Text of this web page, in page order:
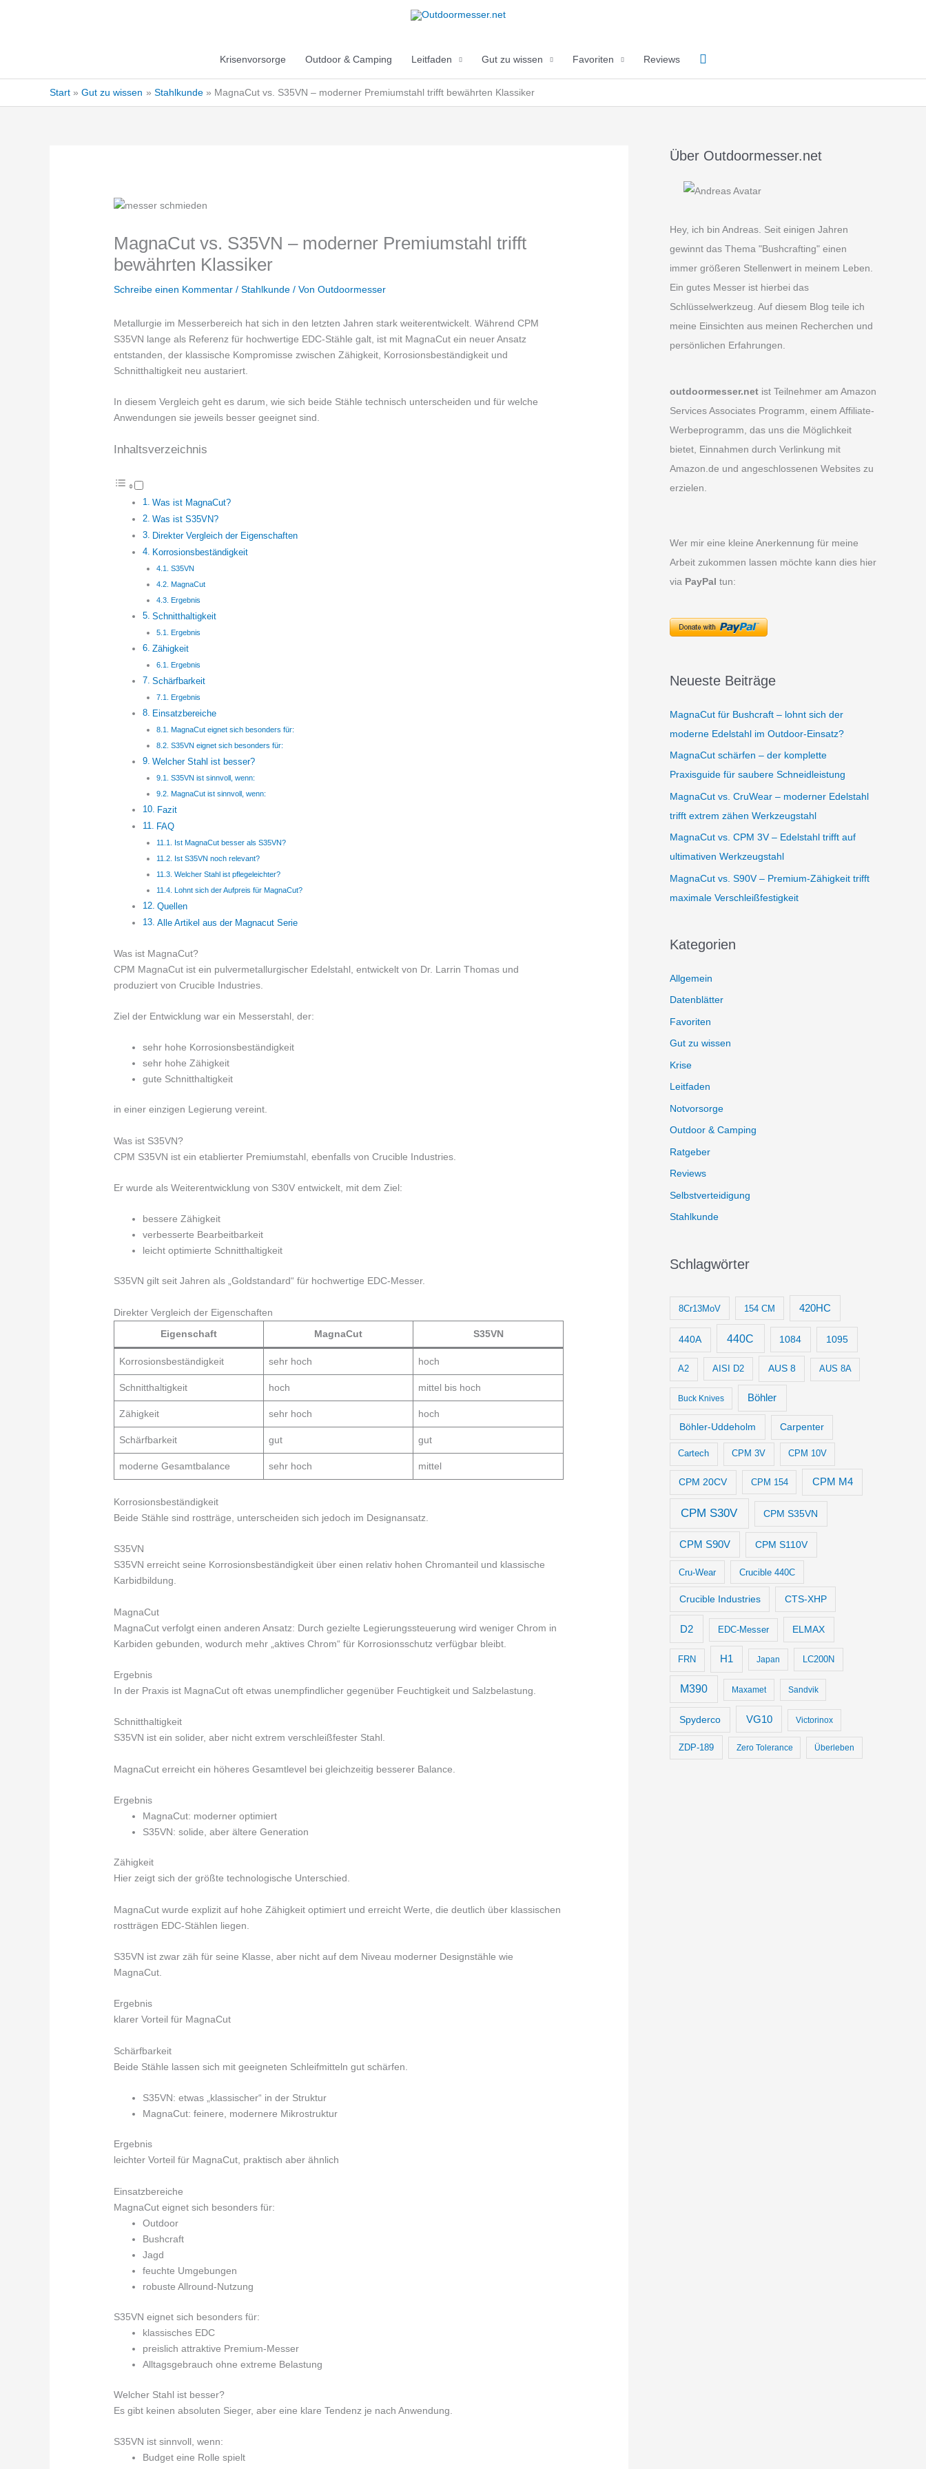
Krisenvorsorge Outdoor & Camping Leitfaden Gut zu wissen Favoriten Reviews Suchen
Start Gut zu wissen Stahlkunde MagnaCut vs. S35VN – moderner Premiumstahl trifft bewährten Klassiker
MagnaCut vs. S35VN – moderner Premiumstahl trifft
bewährten Klassiker
Schreibe einen Kommentar /Stahlkunde / VonOutdoormesser
Metallurgie im Messerbereich hat sich in den letzten Jahren stark weiterentwickelt. Während CPM
S35VN lange als Referenz für hochwertige EDC-Stähle galt, ist mit MagnaCut ein neuer Ansatz
entstanden, der klassische Kompromisse zwischen Zähigkeit, Korrosionsbeständigkeit und
Schnitthaltigkeit neu austariert.
In diesem Vergleich geht es darum, wie sich beide Stähle technisch unterscheiden und für welche
Anwendungen sie jeweils besser geeignet sind.
Inhaltsverzeichnis
Was ist MagnaCut?
Was ist S35VN?
Direkter Vergleich der Eigenschaften
Korrosionsbeständigkeit
S35VN
MagnaCut
Ergebnis
Schnitthaltigkeit
Ergebnis
Zähigkeit
Ergebnis
Schärfbarkeit
Ergebnis
Einsatzbereiche
MagnaCut eignet sich besonders für:
S35VN eignet sich besonders für:
Welcher Stahl ist besser?
S35VN ist sinnvoll, wenn:
MagnaCut ist sinnvoll, wenn:
Fazit
FAQ
Ist MagnaCut besser als S35VN?
Ist S35VN noch relevant?
Welcher Stahl ist pflegeleichter?
Lohnt sich der Aufpreis für MagnaCut?
Quellen
Alle Artikel aus der Magnacut Serie
Was ist MagnaCut?
CPM MagnaCut ist ein pulvermetallurgischer Edelstahl, entwickelt von Dr. Larrin Thomas und
produziert von Crucible Industries.
Ziel der Entwicklung war ein Messerstahl, der:
sehr hohe Korrosionsbeständigkeit
sehr hohe Zähigkeit
gute Schnitthaltigkeit
in einer einzigen Legierung vereint.
Was ist S35VN?
CPM S35VN ist ein etablierter Premiumstahl, ebenfalls von Crucible Industries.
Er wurde als Weiterentwicklung von S30V entwickelt, mit dem Ziel:
bessere Zähigkeit
verbesserte Bearbeitbarkeit
leicht optimierte Schnitthaltigkeit
S35VN gilt seit Jahren als „Goldstandard“ für hochwertige EDC-Messer.
Direkter Vergleich der Eigenschaften
Eigenschaft
MagnaCut S35VN
Korrosionsbeständigkeit sehr hoch hoch
Schnitthaltigkeit hoch mittel bis hoch
Zähigkeit sehr hoch hoch
Schärfbarkeit gut gut
moderne Gesamtbalance sehr hoch mittel
Korrosionsbeständigkeit
Beide Stähle sind rostträge, unterscheiden sich jedoch im Designansatz.
S35VN
S35VN erreicht seine Korrosionsbeständigkeit über einen relativ hohen Chromanteil und klassische
Karbidbildung.
MagnaCut
MagnaCut verfolgt einen anderen Ansatz: Durch gezielte Legierungssteuerung wird weniger Chrom in
Karbiden gebunden, wodurch mehr „aktives Chrom“ für Korrosionsschutz verfügbar bleibt.
Ergebnis
In der Praxis ist MagnaCut oft etwas unempfindlicher gegenüber Feuchtigkeit und Salzbelastung.
Schnitthaltigkeit
S35VN ist ein solider, aber nicht extrem verschleißfester Stahl.
MagnaCut erreicht ein höheres Gesamtlevel bei gleichzeitig besserer Balance.
Ergebnis
MagnaCut: moderner optimiert
S35VN: solide, aber ältere Generation
Zähigkeit
Hier zeigt sich der größte technologische Unterschied.
MagnaCut wurde explizit auf hohe Zähigkeit optimiert und erreicht Werte, die deutlich über klassischen
rostträgen EDC-Stählen liegen.
S35VN ist zwar zäh für seine Klasse, aber nicht auf dem Niveau moderner Designstähle wie
MagnaCut.
Ergebnis
klarer Vorteil für MagnaCut
Schärfbarkeit
Beide Stähle lassen sich mit geeigneten Schleifmitteln gut schärfen.
S35VN: etwas „klassischer“ in der Struktur
MagnaCut: feinere, modernere Mikrostruktur
Ergebnis
leichter Vorteil für MagnaCut, praktisch aber ähnlich
Einsatzbereiche
MagnaCut eignet sich besonders für:
Outdoor
Bushcraft
Jagd
feuchte Umgebungen
robuste Allround-Nutzung
S35VN eignet sich besonders für:
klassisches EDC
preislich attraktive Premium-Messer
Alltagsgebrauch ohne extreme Belastung
Welcher Stahl ist besser?
Es gibt keinen absoluten Sieger, aber eine klare Tendenz je nach Anwendung.
S35VN ist sinnvoll, wenn:
Budget eine Rolle spielt
Über Outdoormesser.net
Hey, ich bin Andreas. Seit einigen Jahren
gewinnt das Thema "Bushcrafting" einen
immer größeren Stellenwert in meinem Leben.
Ein gutes Messer ist hierbei das
Schlüsselwerkzeug. Auf diesem Blog teile ich
meine Einsichten aus meinen Recherchen und
persönlichen Erfahrungen.
outdoormesser.net ist Teilnehmer am Amazon
Services Associates Programm, einem Affiliate-
Werbeprogramm, das uns die Möglichkeit
bietet, Einnahmen durch Verlinkung mit
Amazon.de und angeschlossenen Websites zu
erzielen.
Wer mir eine kleine Anerkennung für meine
Arbeit zukommen lassen möchte kann dies hier
via PayPal tun:
Neueste Beiträge
MagnaCut für Bushcraft – lohnt sich der
moderne Edelstahl im Outdoor-Einsatz?
MagnaCut schärfen – der komplette
Praxisguide für saubere Schneidleistung
MagnaCut vs. CruWear – moderner Edelstahl
trifft extrem zähen Werkzeugstahl
MagnaCut vs. CPM 3V – Edelstahl trifft auf
ultimativen Werkzeugstahl
MagnaCut vs. S90V – Premium-Zähigkeit trifft
maximale Verschleißfestigkeit
Kategorien
Allgemein
Datenblätter
Favoriten
Gut zu wissen
Krise
Leitfaden
Notvorsorge
Outdoor & Camping
Ratgeber
Reviews
Selbstverteidigung
Stahlkunde
Schlagwörter
8Cr13MoV 154 CM 420HC
440A 440C 1084 1095
A2 AISI D2 AUS 8 AUS 8A
Buck Knives Böhler
Böhler-Uddeholm Carpenter
Cartech CPM 3V CPM 10V
CPM 20CV CPM 154 CPM M4
CPM S30V CPM S35VN
CPM S90V CPM S110V
Cru-Wear Crucible 440C
Crucible Industries CTS-XHP
D2 EDC-Messer ELMAX
FRN H1 Japan LC200N
M390 Maxamet Sandvik
Spyderco VG10 Victorinox
ZDP-189 Zero Tolerance Überleben